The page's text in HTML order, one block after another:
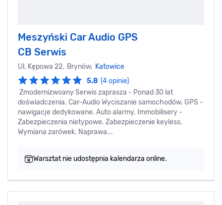
Meszyński Car Audio GPS
CB Serwis
Ul. Kępowa 22, Brynów, Katowice
5.8 (4 opinie)
Zmodernizwoany Serwis zaprasza - Ponad 30 lat
doświadczenia. Car-Audio Wyciszanie samochodów. GPS -
nawigacje dedykowane. Auto alarmy. Immobilisery -
Zabezpieczenia nietypowe. Zabezpieczenie keyless.
Wymiana zarówek. Naprawa...
Warsztat nie udostępnia kalendarza online.